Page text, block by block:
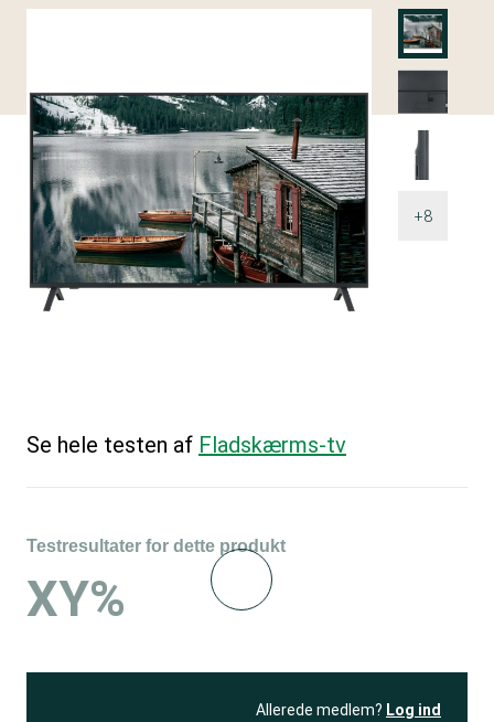
+8
Se hele testen af Fladskærms-tv
Testresultater for dette produkt
XY%
Allerede medlem? Log ind